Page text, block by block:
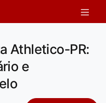
Athletico-PR:
e